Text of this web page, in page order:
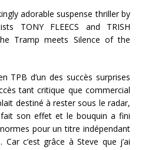
adorable suspense thriller by
TONY FLEECS and TRISH
Tramp meets Silence of the
TPB d’un des succès surprises
tant critique que commercial
destiné à rester sous le radar,
son effet et le bouquin a fini
pour un titre indépendant
c’est grâce à Steve que j’ai